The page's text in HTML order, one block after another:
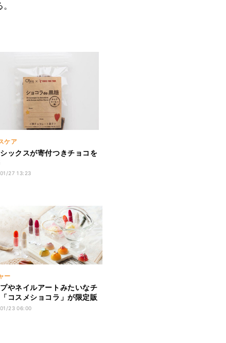
ケア
ックスが寄付つきチョコを
27 13:23
ー
やネイルアートみたいなチ
コスメショコラ」が限定販
23 06:00